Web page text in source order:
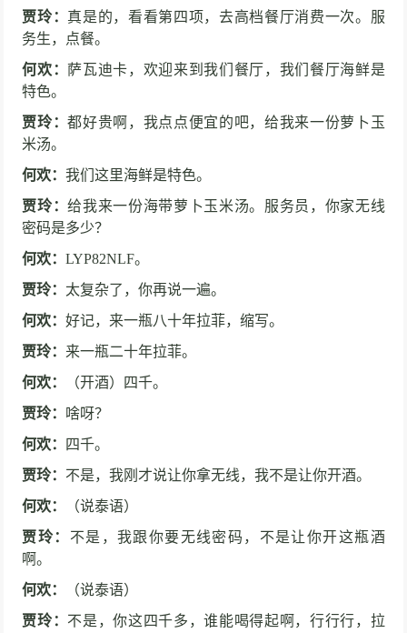
赵本山经典小品《出名》笑到流泪！
贾玲： 真是的，看看第四项，去高档餐厅消费一次。服
务生，点餐。
何欢：萨瓦迪卡，欢迎来到我们餐厅，我们餐厅海鲜是
特色。
贾玲：都好贵啊，我点点便宜的吧，给我来一份萝卜玉
米汤。
何欢：我们这里海鲜是特色。
贾玲：给我来一份海带萝卜玉米汤。服务员，你家无线
密码是多少？
何欢：LYP82NLF。
贾玲： 太复杂了，你再说一遍。
何欢：好记，来一瓶八十年拉菲，缩写。
贾玲： 来一瓶二十年拉菲。
何欢：
（开酒）四千。
贾玲： 啥呀？
何欢： 四千。
贾玲： 不是，我刚才说让你拿无线，我不是让你开酒。
何欢：
（说泰语）
贾玲： 不是，我跟你要无线密码，不是让你开这瓶酒
啊。
何欢：
（说泰语）
贾玲： 不是，你这四千多，谁能喝得起啊，行行行，拉